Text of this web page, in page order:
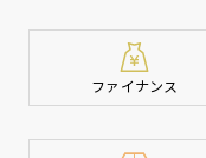
ファイナンス